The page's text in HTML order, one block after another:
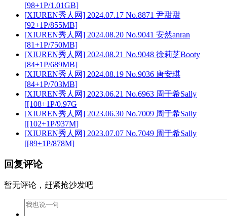
[98+1P/1.01GB]
[XIUREN秀人网] 2024.07.17 No.8871 尹甜甜
[92+1P/855MB]
[XIUREN秀人网] 2024.08.20 No.9041 安然anran
[81+1P/750MB]
[XIUREN秀人网] 2024.08.21 No.9048 徐莉芝Booty
[84+1P/689MB]
[XIUREN秀人网] 2024.08.19 No.9036 唐安琪
[84+1P/703MB]
[XIUREN秀人网] 2023.06.21 No.6963 周于希Sally
[[108+1P/0.97G
[XIUREN秀人网] 2023.06.30 No.7009 周于希Sally
[[102+1P/937M]
[XIUREN秀人网] 2023.07.07 No.7049 周于希Sally
[[89+1P/878M]
回复评论
暂无评论，赶紧抢沙发吧